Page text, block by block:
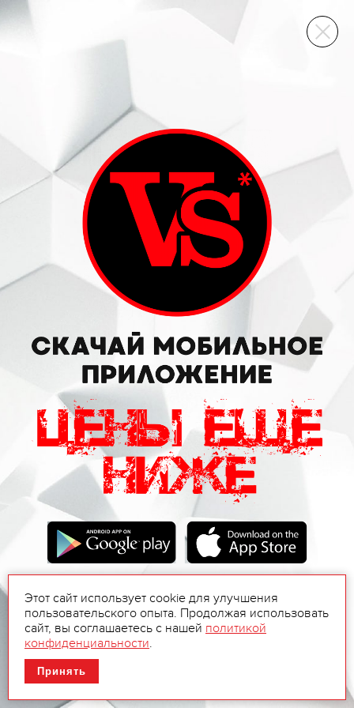
ВИННЫЙ СКЛАД
Этот сайт использует cookie для улучшения
пользовательского опыта. Продолжая использовать
сайт, вы соглашаетесь с нашей политикой
конфиденциальности.
Принять